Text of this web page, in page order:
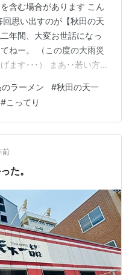
含む場合があります こん
思い出すのが【秋田の天
年間、大変お世話になっ
ねー。 （この度の大雨災
ます･･･） まあ･･若い方に
者にとっては非常に素晴
な秋田市に移住した当
一あるんですか？」と聞
、マジっすか･･！早速次の
にありますか？ って教え
ラーメン #秋田の天一
#こってり
前
た。